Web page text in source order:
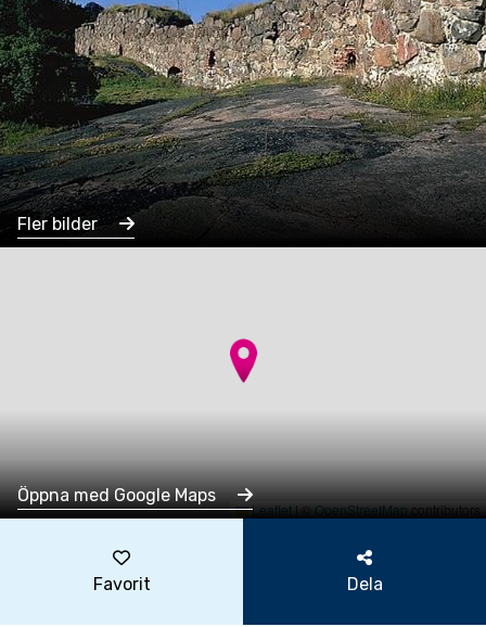
Fler bilder
Leaflet|©OpenStreetMapcontributors
Öppna med Google Maps
Favorit Dela